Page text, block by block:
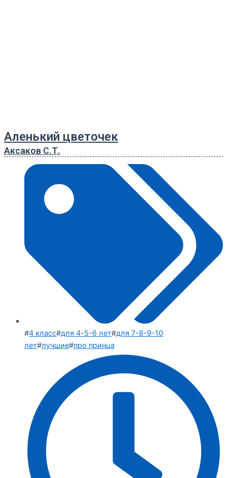
Аленький цветочек
Аксаков С.Т.
#4 класс#для 4-5-6 лет#для 7-8-9-10
лет#лучшие#про принца